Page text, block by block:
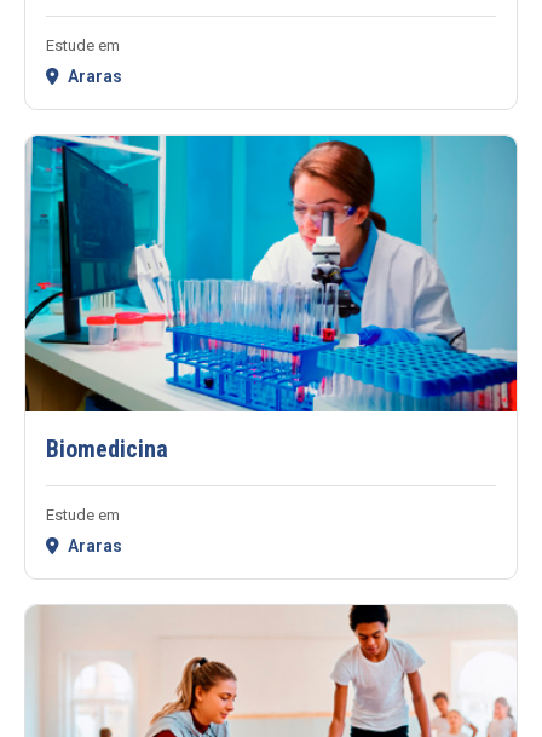
Estude em
Araras
Biomedicina
Estude em
Araras